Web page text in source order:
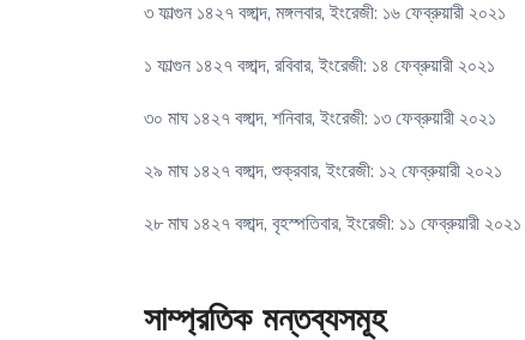
৩ ফাল্গুন ১৪২৭ বঙ্গাব্দ, মঙ্গলবার, ইংরেজী: ১৬ ফেব্রুয়ারী ২০২১
১ ফাল্গুন ১৪২৭ বঙ্গাব্দ, রবিবার, ইংরেজী: ১৪ ফেব্রুয়ারী ২০২১
৩০ মাঘ ১৪২৭ বঙ্গাব্দ, শনিবার, ইংরেজী: ১৩ ফেব্রুয়ারী ২০২১
২৯ মাঘ ১৪২৭ বঙ্গাব্দ, শুক্রবার, ইংরেজী: ১২ ফেব্রুয়ারী ২০২১
২৮ মাঘ ১৪২৭ বঙ্গাব্দ, বৃহস্পতিবার, ইংরেজী: ১১ ফেব্রুয়ারী ২০২১
সাম্প্রতিক মন্তব্যসমূহ